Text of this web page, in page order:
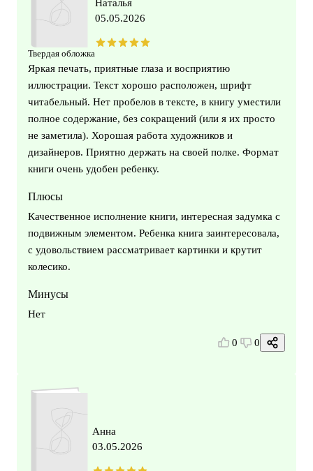
Твердая обложка
Наталья
05.05.2026
Яркая печать, приятные глаза и восприятию
иллюстрации. Текст хорошо расположен, шрифт
читабельный. Нет пробелов в тексте, в книгу уместили
полное содержание, без сокращений (или я их просто
не заметила). Хорошая работа художников и
дизайнеров. Приятно держать на своей полке. Формат
книги очень удобен ребенку.
Плюсы
Качественное исполнение книги, интересная задумка с
подвижным элементом. Ребенка книга заинтересовала,
с удовольствием рассматривает картинки и крутит
колесико.
Минусы
Нет
0 0
Анна
03.05.2026